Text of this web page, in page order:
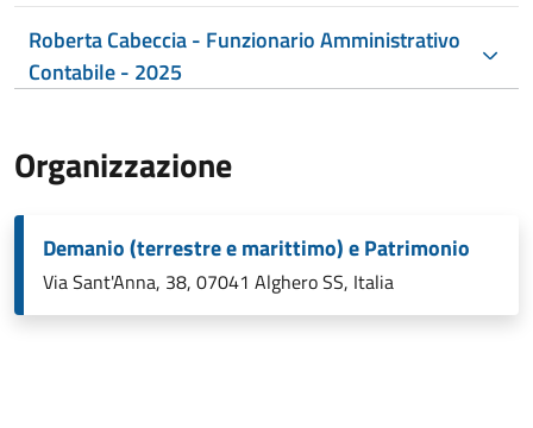
Roberta Cabeccia - Funzionario Amministrativo
Contabile - 2025
Organizzazione
Demanio (terrestre e marittimo) e Patrimonio
Via Sant'Anna, 38, 07041 Alghero SS, Italia